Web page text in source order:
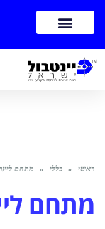
ראשי » כללי » מתחם
מתחם